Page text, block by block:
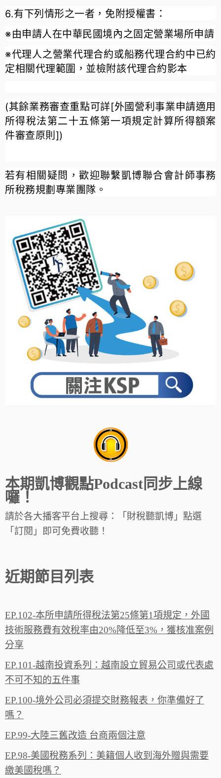
6.有下列情形之一者，免附授權書：
※由申請人在中華民國境內之固定營業場所申請
※代理人之營業代理合約或船務代理合約中已約
定相關代理範圍，並檢附該代理合約影本
(其餘業務審查重點可詳[外國營利事業申請適用
所得稅法第二十五條第一項規定計算所得額案
件審查原則])
若有相關疑問，歡迎聯繫凱博聯合會計師事務
所稅務規劃專業團隊。
本期凱博觀點Podcast同步上線
囉！
請於各大播客平台上搜尋：「財稅聽凱博」點選
「訂閱」即可免費收聽！
近期節目列表
EP.102-本所申請所得稅法第25條第1項規定，外國
技術服務費有效稅率由20%降低至3%，獲核准案例
分享
EP.101-越南投資系列：越南設立貿易公司或代表處
不可不知的五件事
EP.100-境外公司必須提交財務報表，你準備好了
嗎？
EP.99-大陸三舊改造 台商兩個注意
EP.98-美國稅務系列：美籍個人收到海外贈與需要
繳美國稅嗎？